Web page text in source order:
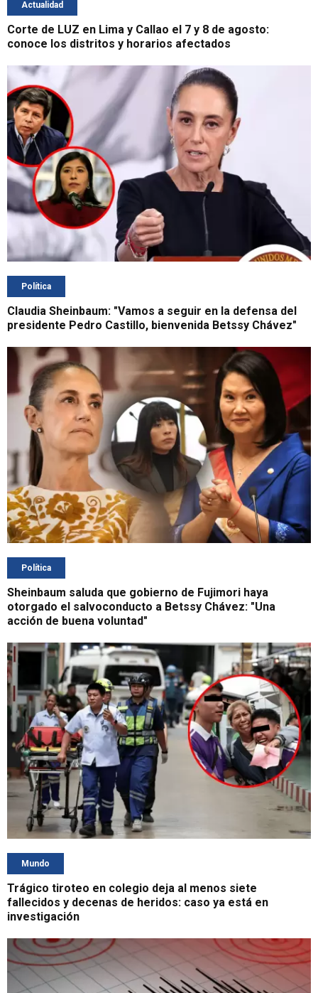
Actualidad
Corte de LUZ en Lima y Callao el 7 y 8 de agosto:
conoce los distritos y horarios afectados
Política
Claudia Sheinbaum: "Vamos a seguir en la defensa del
presidente Pedro Castillo, bienvenida Betssy Chávez"
Política
Sheinbaum saluda que gobierno de Fujimori haya
otorgado el salvoconducto a Betssy Chávez: "Una
acción de buena voluntad"
Mundo
Trágico tiroteo en colegio deja al menos siete
fallecidos y decenas de heridos: caso ya está en
investigación